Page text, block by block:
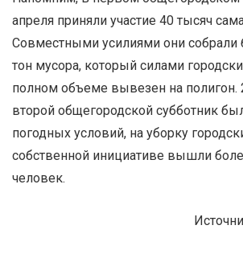
апреля приняли участие 40 тысяч
Совместными усилиями они собрали
тон мусора, который силами
полном объеме вывезен на полигон.
второй общегородской субботник
погодных условий, на уборку
собственной инициативе вышли
человек.